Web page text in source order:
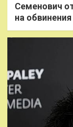
Семенович
на